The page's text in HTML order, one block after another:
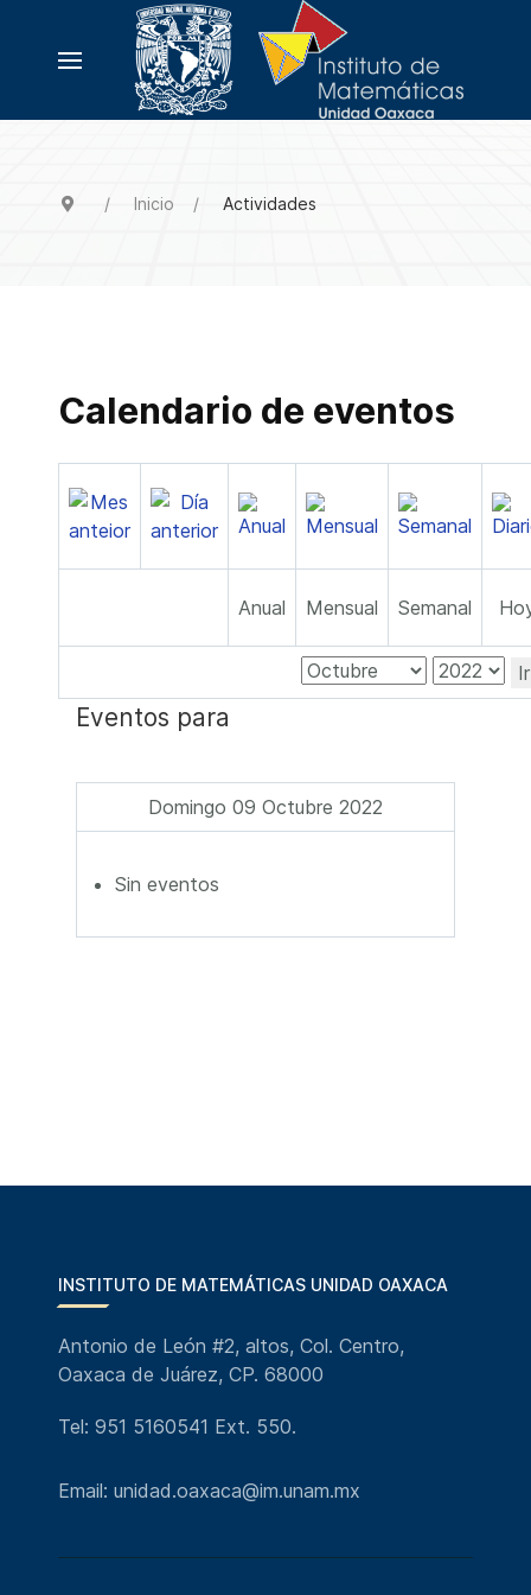
Inicio Actividades
Calendario de eventos
Anual Mensual Semanal
Eventos para
Domingo 09 Octubre 2022
Sin eventos
INSTITUTO DE MATEMÁTICAS UNIDAD OAXACA
Antonio de León #2, altos, Col. Centro,
Oaxaca de Juárez, CP. 68000
Tel: 951 5160541 Ext. 550.
Email: unidad.oaxaca@im.unam.mx